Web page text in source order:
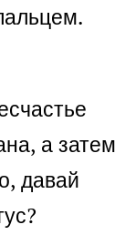
а затем
давай